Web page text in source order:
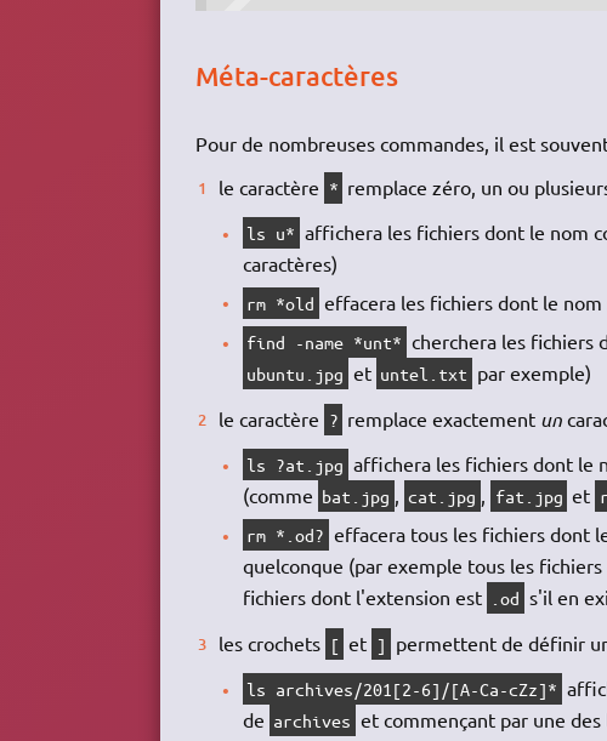
Méta-caractères
Pour de nombreuses commandes, il est
le caractère * remplace zéro, un ou
ls u* affichera les fichiers dont le nom
caractères)
rm *old effacera les fichiers dont le
find -name *unt* cherchera les fichiers
ubuntu.jpg et untel.txt par exemple)
le caractère ? remplace exactement un
ls ?at.jpg affichera les fichiers dont le
(comme bat.jpg cat.jpg fat.jpg et
rm *.od? effacera tous les fichiers dont
quelconque (par exemple tous les
fichiers dont l'extension est
.od s'il en
les crochets [ et ] permettent de définir
ls archives/201[2-6]/[A-Ca-cZz]*
de archives et commençant par une